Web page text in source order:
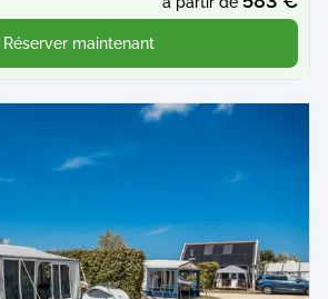
Réserver maintenant